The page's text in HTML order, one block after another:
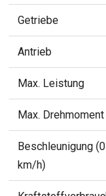
Getriebe
Antrieb
Max. Leistung
Max. Drehmoment
Beschleunigung
km/h)